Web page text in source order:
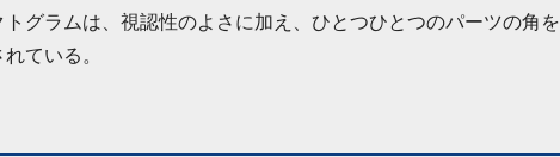
グラムは、視認性のよさに加え、ひとつひとつのパーツの角
ている。